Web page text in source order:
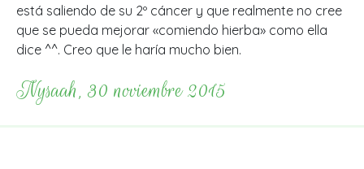
está saliendo de su 2º cáncer y que realmente no cree
que se pueda mejorar «comiendo hierba» como ella
dice ^^. Creo que le haría mucho bien.
Nysaah, 30 noviembre 2015